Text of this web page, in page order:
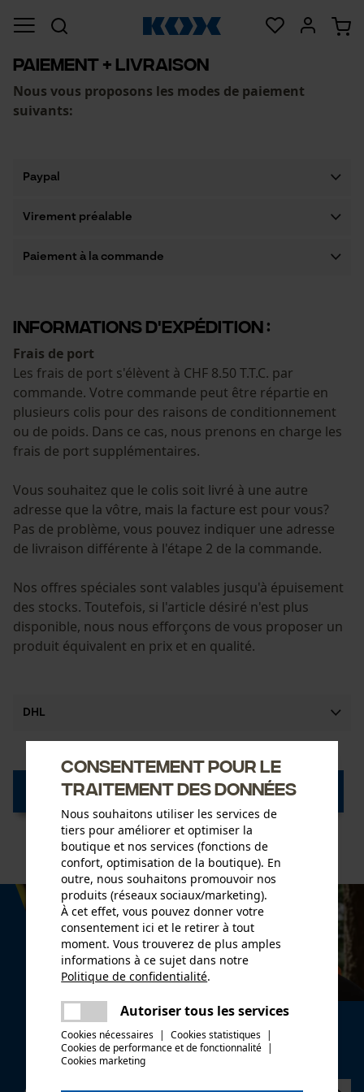
PAIEMENT + LIVRAISON
Nous vous proposons les modes de paiement
suivants:
Paypal
Virement préalable
Paiement à la commande
Informations d'expédition :
Frais de port
Les frais de port s'élèvent à CHF 8.50 T.T.C. par
commande. Votre commande peut être répartie en
plusieurs colis pour des raisons de conditionnement
ou de poids. Dans ce cas, nous prenons en charge les
frais de port supplémentaires.
Vous souhaitez que le colis soit livré à une autre
adresse que la vôtre, mais la facture est pour vous?
Pas de problème, vous pouvez indiquer une adresse
de livraison différente à l'étape 2 de la commande.
Nos offres spéciales sont valables jusqu'à épuisement
des stocks. Toutefois, si l'article désiré n'est plus
disponible, nous nous efforçons de vous proposer un
produit équivalent en prix et en qualité.
DHL
vers les informations sur les retours
Newsletter
Abonnez-vous maintenant à la newsletter
Consentement pour le
traitement des données
Nous souhaitons utiliser les services de
tiers pour améliorer et optimiser la
boutique et nos services (fonctions de
confort, optimisation de la boutique). En
outre, nous souhaitons promouvoir nos
produits (réseaux sociaux/marketing).
À cet effet, vous pouvez donner votre
consentement ici et le retirer à tout
moment. Vous trouverez de plus amples
informations à ce sujet dans notre
Politique de confidentialité.
Autoriser tous les services
Cookies nécessaires | Cookies statistiques |
Cookies de performance et de fonctionnalité |
Cookies marketing
Une erreur s'est produite. Veuillez
essayer encore.
partager
partager
mail